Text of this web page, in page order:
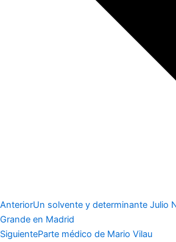
AnteriorUn solvente y determinante Julio
Grande en Madrid
SiguienteParte médico de Mario Vilau